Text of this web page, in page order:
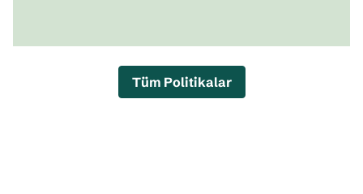
Tüm Politikalar